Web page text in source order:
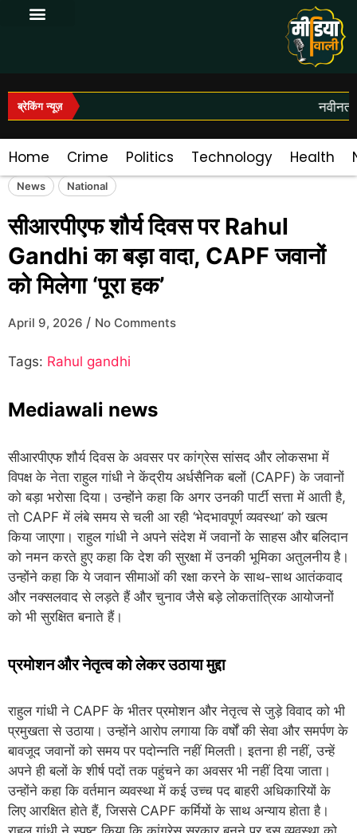
ब्रेकिंग न्यूज़
Home Crime Politics Technology Health
News National
सीआरपीएफ शौर्य दिवस पर Rahul
Gandhi का बड़ा वादा, CAPF जवानों
को मिलेगा ‘पूरा हक’
April 9, 2026 / No Comments
Tags: Rahul gandhi
Mediawali news
सीआरपीएफ शौर्य दिवस के अवसर पर कांग्रेस सांसद और लोकसभा में
विपक्ष के नेता राहुल गांधी ने केंद्रीय अर्धसैनिक बलों (CAPF) के जवानों
को बड़ा भरोसा दिया। उन्होंने कहा कि अगर उनकी पार्टी सत्ता में आती है,
तो CAPF में लंबे समय से चली आ रही ‘भेदभावपूर्ण व्यवस्था’ को खत्म
किया जाएगा। राहुल गांधी ने अपने संदेश में जवानों के साहस और बलिदान
को नमन करते हुए कहा कि देश की सुरक्षा में उनकी भूमिका अतुलनीय है।
उन्होंने कहा कि ये जवान सीमाओं की रक्षा करने के साथ-साथ आतंकवाद
और नक्सलवाद से लड़ते हैं और चुनाव जैसे बड़े लोकतांत्रिक आयोजनों
को भी सुरक्षित बनाते हैं।
प्रमोशन और नेतृत्व को लेकर उठाया मुद्दा
राहुल गांधी ने CAPF के भीतर प्रमोशन और नेतृत्व से जुड़े विवाद को भी
प्रमुखता से उठाया। उन्होंने आरोप लगाया कि वर्षों की सेवा और समर्पण के
बावजूद जवानों को समय पर पदोन्नति नहीं मिलती। इतना ही नहीं, उन्हें
अपने ही बलों के शीर्ष पदों तक पहुंचने का अवसर भी नहीं दिया जाता।
उन्होंने कहा कि वर्तमान व्यवस्था में कई उच्च पद बाहरी अधिकारियों के
लिए आरक्षित होते हैं, जिससे CAPF कर्मियों के साथ अन्याय होता है।